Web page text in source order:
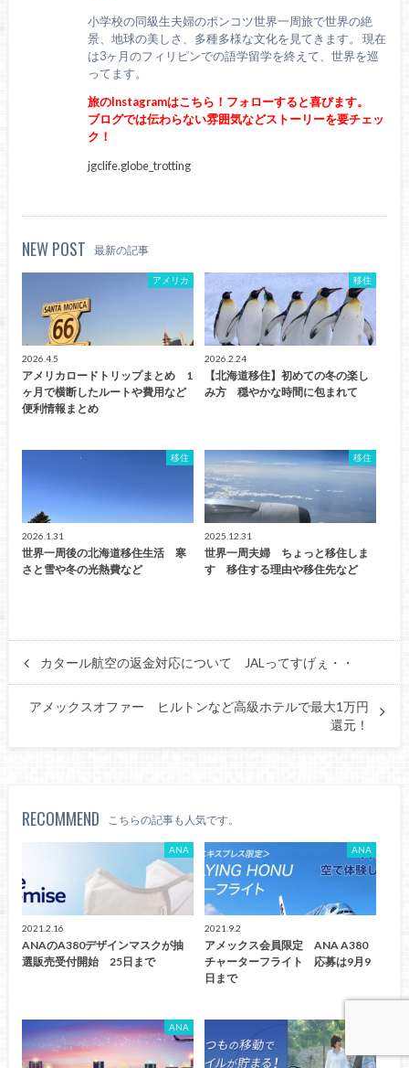
小学校の同級生夫婦のポンコツ世界一周旅で世界の絶
景、地球の美しさ、多種多様な文化を見てきます。 現在
は3ヶ月のフィリピンでの語学留学を終えて、世界を巡
ってます。
旅のInstagramはこちら！フォローすると喜びます。
ブログでは伝わらない雰囲気などストーリーを要チェッ
ク！
jgclife.globe_trotting
NEW POST 最新の記事
アメリカ
2026.4.5
アメリカロードトリップまとめ 1
ヶ月で横断したルートや費用など
便利情報まとめ
移住
2026.2.24
【北海道移住】初めての冬の楽し
み方 穏やかな時間に包まれて
移住
2026.1.31
世界一周後の北海道移住生活 寒
さと雪や冬の光熱費など
移住
2025.12.31
世界一周夫婦 ちょっと移住しま
す 移住する理由や移住先など
カタール航空の返金対応について JALってすげぇ・・
アメックスオファー ヒルトンなど高級ホテルで最大1万円
還元！
RECOMMEND こちらの記事も人気です。
ANA
2021.2.16
ANAのA380デザインマスクが抽
選販売受付開始 25日まで
ANA
2021.9.2
アメックス会員限定 ANA A380
チャーターフライト 応募は9月9
日まで
ANA